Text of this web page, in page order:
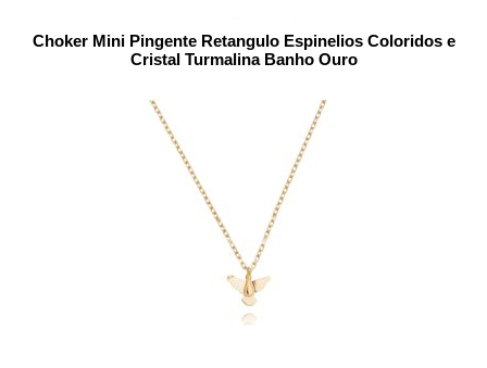
Choker Mini Pingente Retangulo Espinelios Coloridos e
Cristal Turmalina Banho Ouro